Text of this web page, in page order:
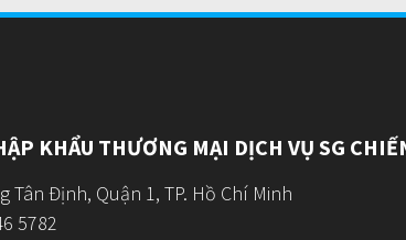
KHẨU THƯƠNG MẠI DỊCH VỤ SG
Tân Định, Quận 1, TP. Hồ Chí Minh
5782